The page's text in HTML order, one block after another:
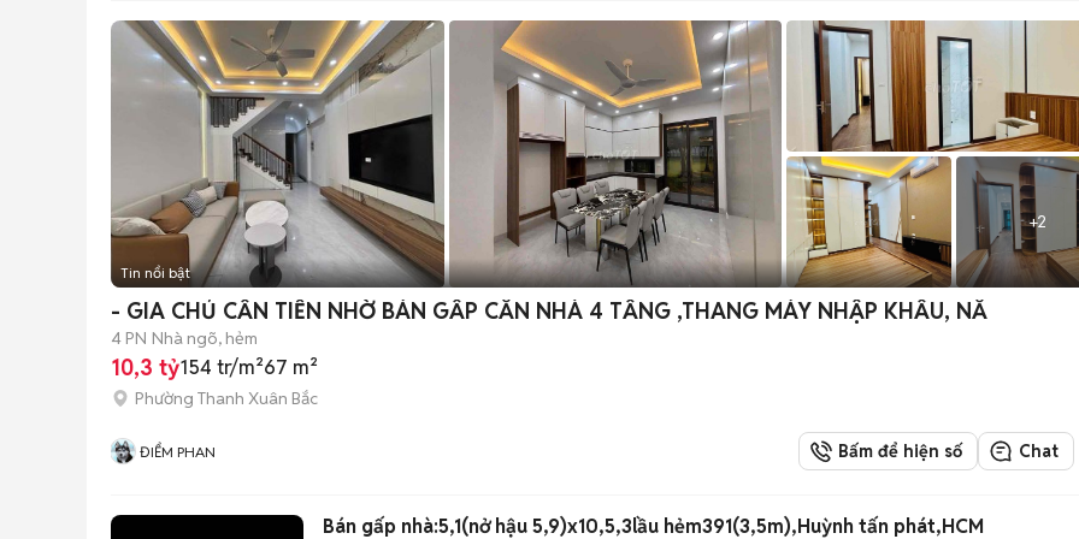
+2
Tin nổi bật
- GIA CHỦ CẦN TIỀN NHỜ BÁN GẤP CĂN NHÀ 4 TẦNG ,THANG MÁY NHẬP KHẨU, NẰ
4 PN Nhà ngõ, hẻm
10,3 tỷ154 tr/m²67 m²
Phường Thanh Xuân Bắc
ĐIỂM PHAN Bấm để hiện số Chat
Bán gấp nhà:5,1(nở hậu 5,9)x10,5,3lầu hẻm391(3,5m),Huỳnh tấn phát,HCM